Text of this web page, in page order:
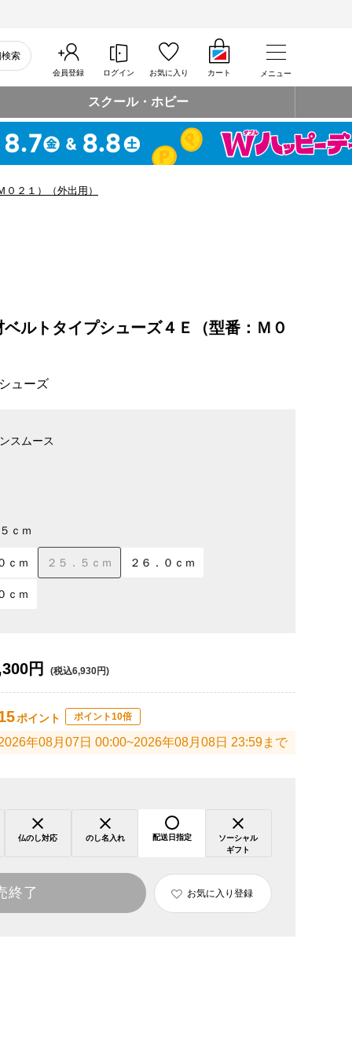
索
会員登録 ログイン お気に入り カート メニュー
スクール・ホビー
２１）（外出用）
ルトタイプシューズ４Ｅ（型番：Ｍ０
ューズ
スムース
ｃｍ
ｃｍ ２５．５ｃｍ ２６．０ｃｍ
ｃｍ
円 (税込6,930円)
ポイント ポイント10倍
年08月07日 00:00~2026年08月08日 23:59まで
仏のし対応 のし名入れ 配送日指定
ソーシャル
ギフト
終了 お気に入り登録